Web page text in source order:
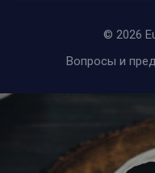
© 2026
Вопросы и